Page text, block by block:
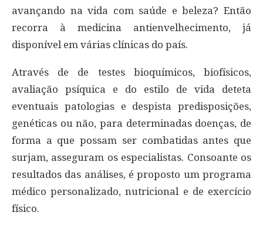
avançando na vida com saúde e beleza? Então
recorra à medicina antienvelhecimento, já
disponível em várias clínicas do país.
Através de de testes bioquímicos, biofísicos,
avaliação psíquica e do estilo de vida deteta
eventuais patologias e despista predisposições,
genéticas ou não, para determinadas doenças, de
forma a que possam ser combatidas antes que
surjam, asseguram os especialistas. Consoante os
resultados das análises, é proposto um programa
médico personalizado, nutricional e de exercício
físico.